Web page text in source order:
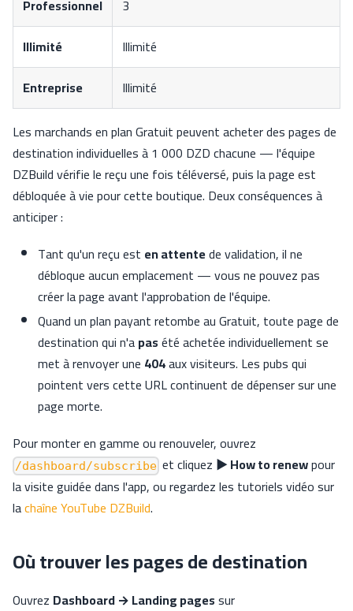
Professionnel
3
Illimité
Illimité
Entreprise
Illimité
Les marchands en plan Gratuit peuvent acheter des pages de
destination individuelles à 1 000 DZD chacune — l'équipe
DZBuild vérifie le reçu une fois téléversé, puis la page est
débloquée à vie pour cette boutique. Deux conséquences à
anticiper :
Tant qu'un reçu est en attentede validation, il ne
débloque aucun emplacement — vous ne pouvez pas
créer la page avant l'approbation de l'équipe.
Quand un plan payant retombe au Gratuit, toute page de
destination qui n'apasété achetée individuellement se
met à renvoyer une 404aux visiteurs. Les pubs qui
pointent vers cette URL continuent de dépenser sur une
page morte.
Pour monter en gamme ou renouveler, ouvrez
/dashboard/subscribe et cliquez ▶ How to renewpour
la visite guidée dans l'app, ou regardez les tutoriels vidéo sur
lachaîne YouTube DZBuild.
Où trouver les pages de destination
Ouvrez Dashboard → Landing pagessur